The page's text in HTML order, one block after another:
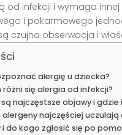
od infekcji i wymaga
i pokarmowego
czujna obserwacja i
alergię u dziecka?
różni się alergia od infekcji?
najczęstsze objawy i gdzie
alergeny najczęściej uczulają
i do kogo zgłosić się po